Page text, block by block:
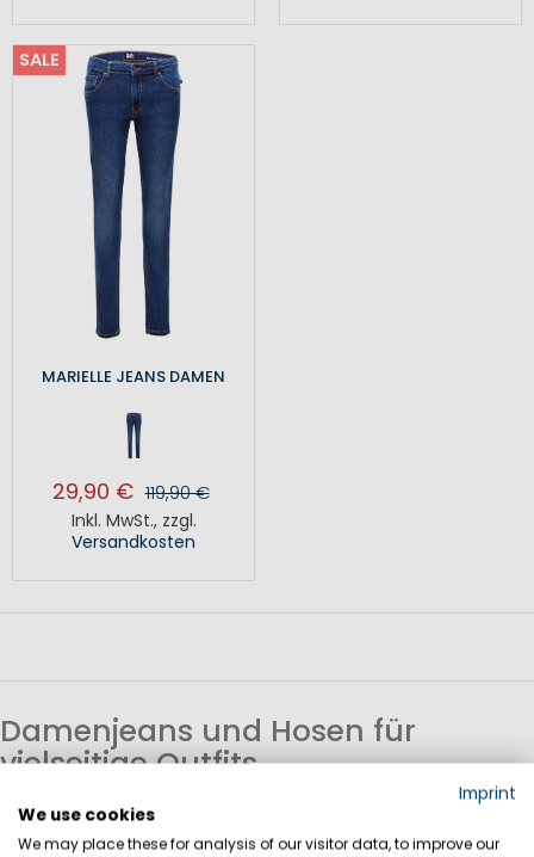
SALE
MARIELLE JEANS DAMEN
29,90 € 119,90 €
Inkl. MwSt., zzgl.
Versandkosten
Damenjeans und Hosen für
vielseitige Outfits
Jeans und Hosen sind zentrale Bestandteile der
Damenmode und lassen sich in viele Outfits integrieren. Sie
Imprint
We use cookies
We may place these for analysis of our visitor data, to improve our